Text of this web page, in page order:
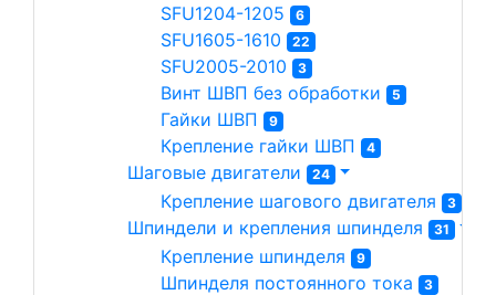
SFU1204-1205 6
SFU1605-1610 22
SFU2005-2010 3
Винт ШВП без обработки 5
Гайки ШВП 9
Крепление гайки ШВП 4
Шаговые двигатели 24
Крепление шагового двигателя 3
Шпиндели и крепления шпинделя 31
Крепление шпинделя 9
Шпинделя постоянного тока 3